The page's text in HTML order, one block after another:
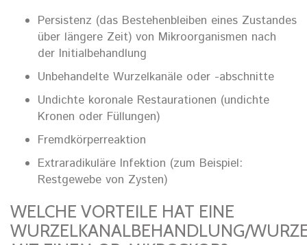
Persistenz (das Bestehenbleiben eines Zustandes
über längere Zeit) von Mikroorganismen nach
der Initialbehandlung
Unbehandelte Wurzelkanäle oder -abschnitte
Undichte koronale Restaurationen (undichte
Kronen oder Füllungen)
Fremdkörperreaktion
Extraradikuläre Infektion (zum Beispiel:
Restgewebe von Zysten)
WELCHE VORTEILE HAT EINE
WURZELKANALBEHANDLUNG/